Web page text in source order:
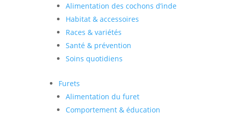
Alimentation des cochons d’inde
Habitat & accessoires
Races & variétés
Santé & prévention
Soins quotidiens
Furets
Alimentation du furet
Comportement & éducation